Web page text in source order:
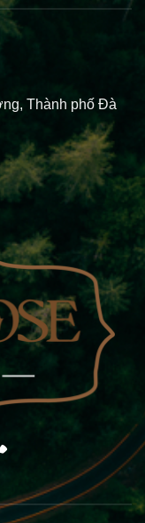
Thành phố Đà